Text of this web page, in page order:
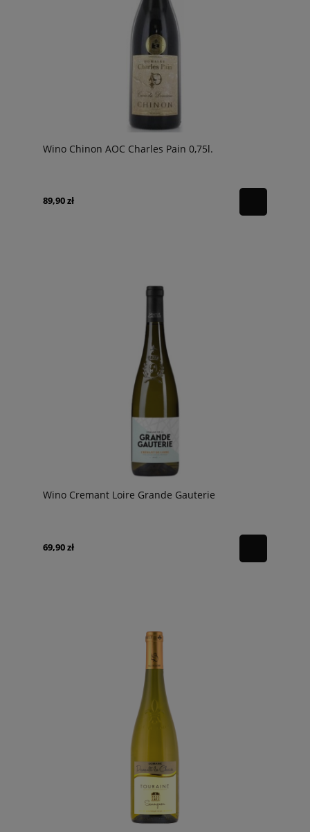
Wino Chinon AOC Charles Pain 0,75l.
89,90 zł
Wino Cremant Loire Grande Gauterie
69,90 zł